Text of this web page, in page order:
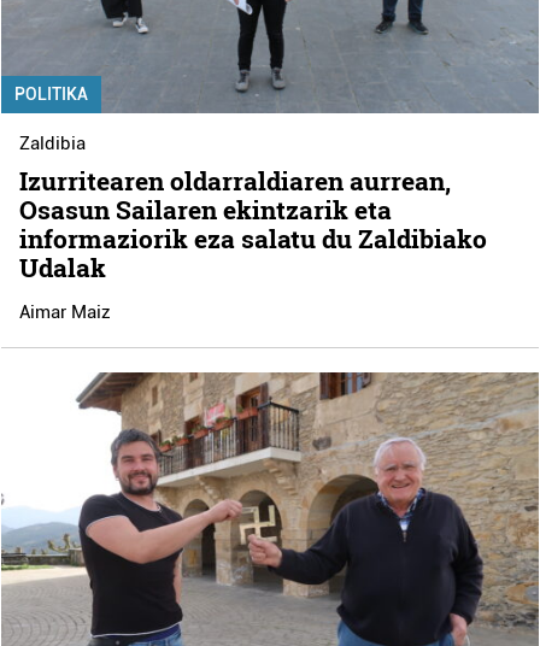
POLITIKA
Zaldibia
Izurritearen oldarraldiaren aurrean,
Osasun Sailaren ekintzarik eta
informaziorik eza salatu du Zaldibiako
Udalak
Aimar Maiz